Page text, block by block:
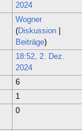
2024
Wogner
(Diskussion
Beiträge)
18:52, 2. Dez.
2024
6
1
0